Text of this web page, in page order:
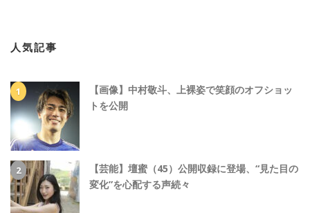
人気記事
【画像】中村敬斗、上裸姿で笑顔のオフショッ
トを公開
【芸能】壇蜜（45）公開収録に登場、“見た目の
変化”を心配する声続々